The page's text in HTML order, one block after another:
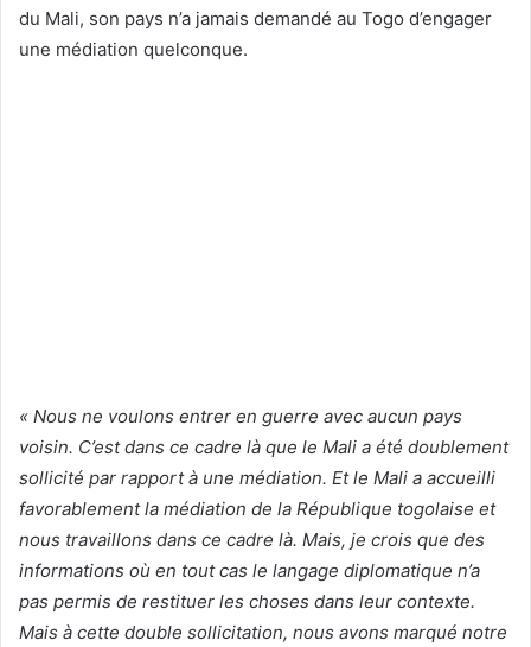
du Mali, son pays n’a jamais demandé au Togo d’engager
une médiation quelconque.
« Nous ne voulons entrer en guerre avec aucun pays
voisin. C’est dans ce cadre là que le Mali a été doublement
sollicité par rapport à une médiation. Et le Mali a accueilli
favorablement la médiation de la République togolaise et
nous travaillons dans ce cadre là. Mais, je crois que des
informations où en tout cas le langage diplomatique n’a
pas permis de restituer les choses dans leur contexte.
Mais à cette double sollicitation, nous avons marqué notre